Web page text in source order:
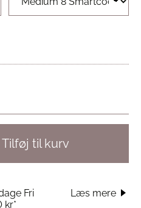
Tilføj til kurv
Fri
kr*
Læs mere